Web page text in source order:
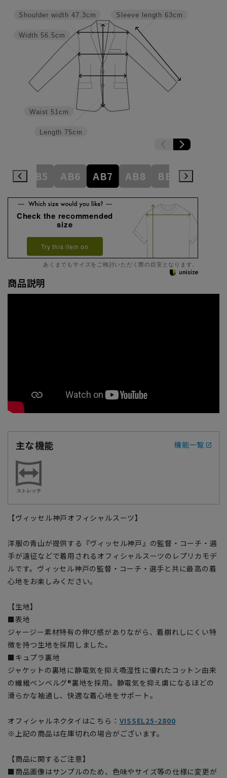
Sleeve length 63cm
Length 75cm
Waist 51cm
Width 56.5cm
Shoulder width 47.3cm
AB5 AB6 AB7 AB8 BE3 BE4
Check the recommended
size
Try this item on
あくまでもサイズをご検討いただく際の目安となります。
商品説明
主な機能 機能一覧
【ヴィッセル神戸オフィシャルスーツ】
洋服の青山が提供する『ヴィッセル神戸』の監督・コーチ・選
手が遠征などで着用されるオフィシャルスーツのレプリカモデ
ルです。ヴィッセル神戸の監督・コーチ・選手と共に最高の着
心地をお楽しみください。
【生地】
■表地
ジャージー素材特有の伸び感がありながら、着崩れしにくい特
徴を持つ生地を採用しました。
■キュプラ裏地
ジャケットの裏地に静電気を抑え吸湿性に優れたコットン由来
の繊維ベンベルグ®裏地を採用。静電気を抑え虜になるほどの
滑らかな袖通し、快適な着心地をサポート。
オフィシャルネクタイはこちら： VISSEL25-2800
※上記の商品は在庫切れの場合がございます。
【商品に関するご注意】
■商品画像はサンプルのため、色味やサイズ等の仕様に変更が